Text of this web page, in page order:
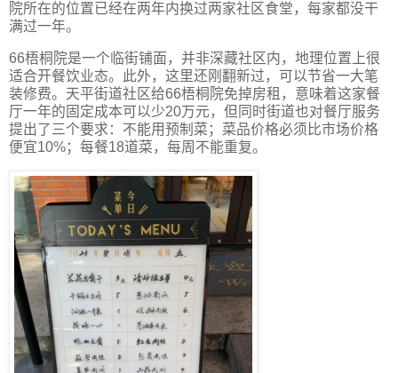
院所在的位置已经在两年内换过两家社区食堂，每家都没干
满过一年。
66梧桐院是一个临街铺面，并非深藏社区内，地理位置上很
适合开餐饮业态。此外，这里还刚翻新过，可以节省一大笔
装修费。天平街道社区给66梧桐院免掉房租，意味着这家餐
厅一年的固定成本可以少20万元，但同时街道也对餐厅服务
提出了三个要求：不能用预制菜；菜品价格必须比市场价格
便宜10%；每餐18道菜，每周不能重复。